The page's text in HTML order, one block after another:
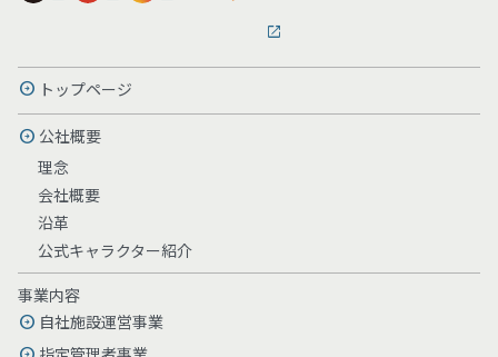
トップページ
公社概要
理念
会社概要
沿革
公式キャラクター紹介
事業内容
自社施設運営事業